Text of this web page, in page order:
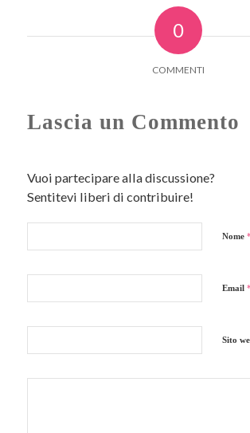
0
COMMENTI
Lascia un Commento
Vuoi partecipare alla discussione?
Sentitevi liberi di contribuire!
Nome *
Email *
Sito